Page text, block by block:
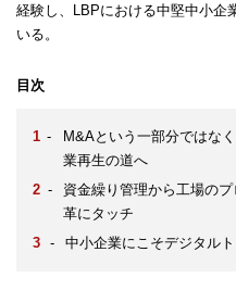
経験し、LBPにおける中堅中小企
いる。
目次
-
M&Aという一部分ではな
業再生の道へ
-
資金繰り管理から工場の
革にタッチ
-
中小企業にこそデジタル